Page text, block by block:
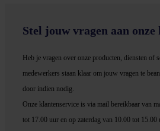
Stel jouw vragen aan
Heb je vragen over onze producten, diensten of
medewerkers staan klaar om jouw vragen te
door indien nodig.
Onze klantenservice is via mail bereikbaar van
tot 17.00 uur en op zaterdag van 10.00 tot 15.00